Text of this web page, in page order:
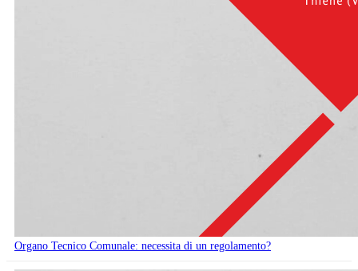
Organo Tecnico Comunale: necessita di un regolamento?